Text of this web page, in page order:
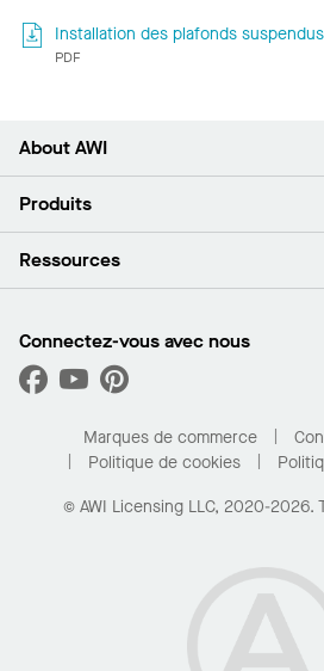
Installation des plafonds suspendus
PDF
About AWI
À propos de nous
Espace presse
Quelles sont mes options d’achat?
Produits
Plafonds
Capacités sur mesure
Performance
Ressources
Trouver un distributeur
Trouver un distributeur
Pour la maison
Connectez-vous avec nous
Marques de commerce
Politique de cookies
© AWI Licensing LLC, 2020-2026.